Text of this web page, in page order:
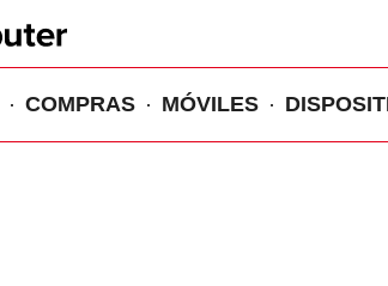
COMPRAS MÓVILES